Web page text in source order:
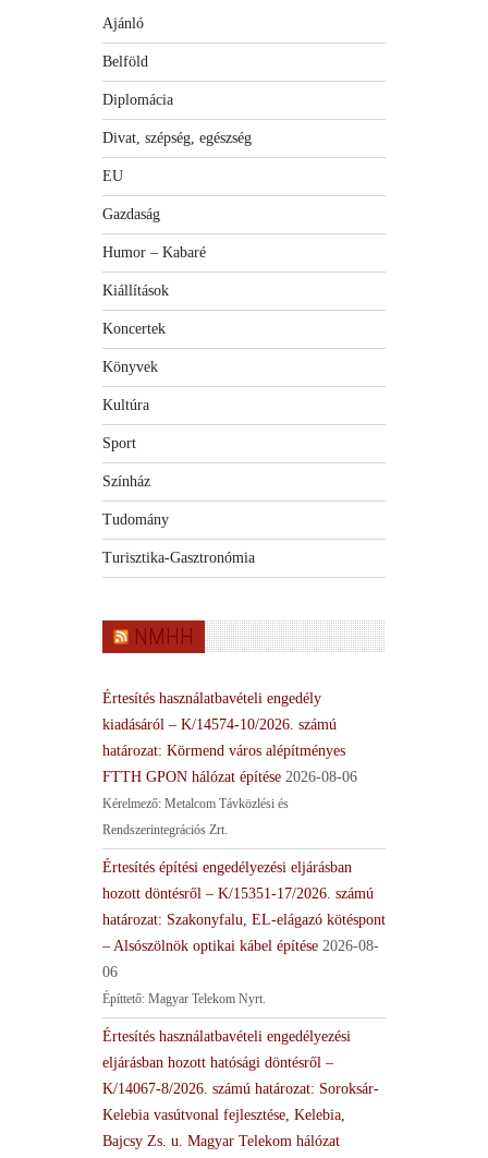
Ajánló
Belföld
Diplomácia
Divat, szépség, egészség
EU
Gazdaság
Humor – Kabaré
Kiállítások
Koncertek
Könyvek
Kultúra
Sport
Színház
Tudomány
Turisztika-Gasztronómia
NMHH
Értesítés használatbavételi engedély
kiadásáról – K/14574-10/2026. számú
határozat: Körmend város alépítményes
FTTH GPON hálózat építése 2026-08-06
Kérelmező: Metalcom Távközlési és
Rendszerintegrációs Zrt.
Értesítés építési engedélyezési eljárásban
hozott döntésről – K/15351-17/2026. számú
határozat: Szakonyfalu, EL-elágazó kötéspont
– Alsószölnök optikai kábel építése 2026-08-
06
Építtető: Magyar Telekom Nyrt.
Értesítés használatbavételi engedélyezési
eljárásban hozott hatósági döntésről –
K/14067-8/2026. számú határozat: Soroksár-
Kelebia vasútvonal fejlesztése, Kelebia,
Bajcsy Zs. u. Magyar Telekom hálózat